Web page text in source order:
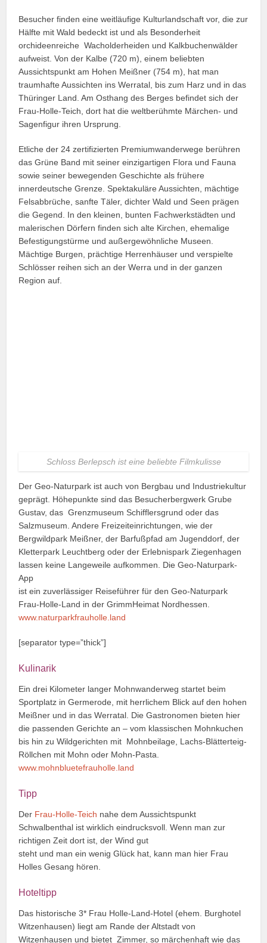
Besucher finden eine weitläufige Kulturlandschaft vor, die zur
Hälfte mit Wald bedeckt ist und als Besonderheit
orchideenreiche Wacholderheiden und Kalkbuchenwälder
aufweist. Von der Kalbe (720 m), einem beliebten
Aussichtspunkt am Hohen Meißner (754 m), hat man
traumhafte Aussichten ins Werratal, bis zum Harz und in das
Thüringer Land. Am Osthang des Berges befindet sich der
Frau-Holle-Teich, dort hat die weltberühmte Märchen- und
Sagenfigur ihren Ursprung.
Etliche der 24 zertifizierten Premiumwanderwege berühren
das Grüne Band mit seiner einzigartigen Flora und Fauna
sowie seiner bewegenden Geschichte als frühere
innerdeutsche Grenze. Spektakuläre Aussichten, mächtige
Felsabbrüche, sanfte Täler, dichter Wald und Seen prägen
die Gegend. In den kleinen, bunten Fachwerkstädten und
malerischen Dörfern finden sich alte Kirchen, ehemalige
Befestigungstürme und außergewöhnliche Museen.
Mächtige Burgen, prächtige Herrenhäuser und verspielte
Schlösser reihen sich an der Werra und in der ganzen
Region auf.
Schloss Berlepsch ist eine beliebte Filmkulisse
Der Geo-Naturpark ist auch von Bergbau und Industriekultur
geprägt. Höhepunkte sind das Besucherbergwerk Grube
Gustav, das Grenzmuseum Schifflersgrund oder das
Salzmuseum. Andere Freizeiteinrichtungen, wie der
Bergwildpark Meißner, der Barfußpfad am Jugenddorf, der
Kletterpark Leuchtberg oder der Erlebnispark Ziegenhagen
lassen keine Langeweile aufkommen. Die Geo-Naturpark-
App
ist ein zuverlässiger Reiseführer für den Geo-Naturpark
Frau-Holle-Land in der GrimmHeimat Nordhessen.
www.naturparkfrauholle.land
[separator type=”thick”]
Kulinarik
Ein drei Kilometer langer Mohnwanderweg startet beim
Sportplatz in Germerode, mit herrlichem Blick auf den hohen
Meißner und in das Werratal. Die Gastronomen bieten hier
die passenden Gerichte an – vom klassischen Mohnkuchen
bis hin zu Wildgerichten mit Mohnbeilage, Lachs-Blätterteig-
Röllchen mit Mohn oder Mohn-Pasta.
www.mohnbluetefrauholle.land
Tipp
Der Frau-Holle-Teich nahe dem Aussichtspunkt
Schwalbenthal ist wirklich eindrucksvoll. Wenn man zur
richtigen Zeit dort ist, der Wind gut
steht und man ein wenig Glück hat, kann man hier Frau
Holles Gesang hören.
Hoteltipp
Das historische 3* Frau Holle-Land-Hotel (ehem. Burghotel
Witzenhausen) liegt am Rande der Altstadt von
Witzenhausen und bietet Zimmer, so märchenhaft wie das